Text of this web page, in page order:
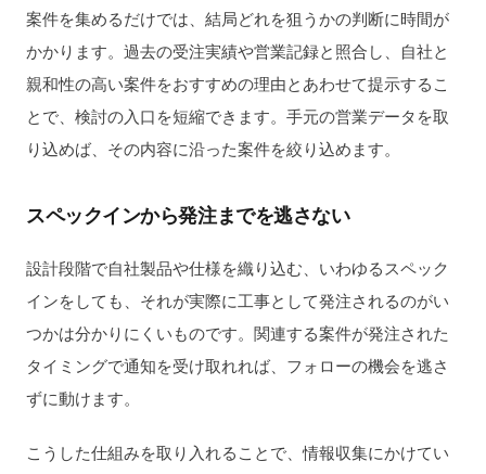
案件を集めるだけでは、結局どれを狙うかの判断に時間が
かかります。過去の受注実績や営業記録と照合し、自社と
親和性の高い案件をおすすめの理由とあわせて提示するこ
とで、検討の入口を短縮できます。手元の営業データを取
り込めば、その内容に沿った案件を絞り込めます。
スペックインから発注までを逃さない
設計段階で自社製品や仕様を織り込む、いわゆるスペック
インをしても、それが実際に工事として発注されるのがい
つかは分かりにくいものです。関連する案件が発注された
タイミングで通知を受け取れれば、フォローの機会を逃さ
ずに動けます。
こうした仕組みを取り入れることで、情報収集にかけてい